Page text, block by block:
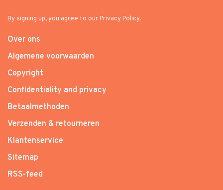
By signing up, you agree to our Privacy Policy.
Over ons
Algemene voorwaarden
Copyright
Confidentiality and privacy
Betaalmethoden
Verzenden & retourneren
Klantenservice
Sitemap
RSS-feed